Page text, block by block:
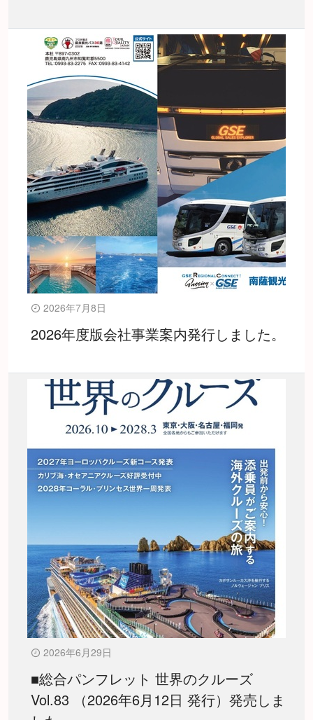
2026年7月8日
2026年度版会社事業案内発行しました。
2026年6月29日
■総合パンフレット 世界のクルーズ
Vol.83 （2026年6月12日 発行）発売しま